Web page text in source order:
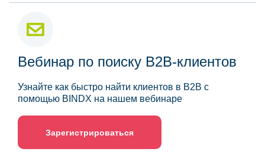
Вебинар по поиску B2B-клиентов
Узнайте как быстро найти клиентов в B2B с
помощью BINDX на нашем вебинаре
Зарегистрироваться